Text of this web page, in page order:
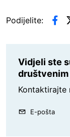
Podijelite:
Vidjeli ste
društvenim
Kontaktirajte
E-pošta